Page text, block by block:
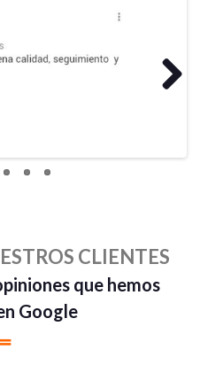
CLIENTES
que hemos
Google